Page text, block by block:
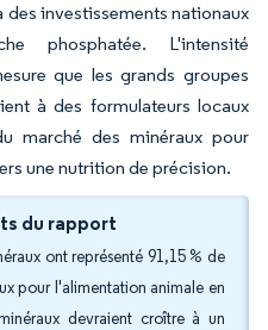
investissements nationaux
phosphatée. L'intensité
que les grands groupes
à des formulateurs locaux
marché des minéraux pour
une nutrition de précision.
du rapport
ont représenté 91,15 % de
pour l'alimentation animale en
devraient croître à un